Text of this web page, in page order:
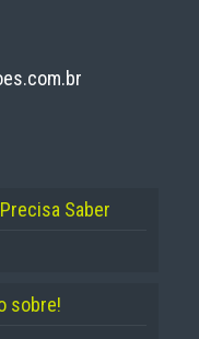
Saber
sobre!